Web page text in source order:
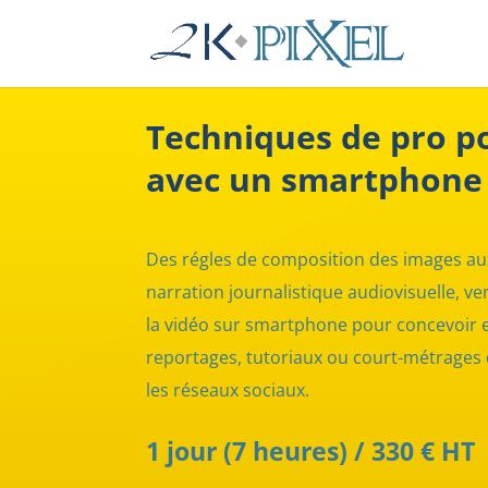
Techniques de pro
avec un smartphone
Des régles de composition des images
narration journalistique audiovisuelle,
la vidéo sur smartphone pour concevoir
reportages, tutoriaux ou court-
les réseaux sociaux.
1 jour (7 heures) / 330 € HT